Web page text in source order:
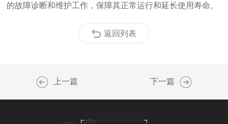
的故障诊断和维护工作，保障其正常运行和延长使用寿命。
返回列表
上一篇 下一篇